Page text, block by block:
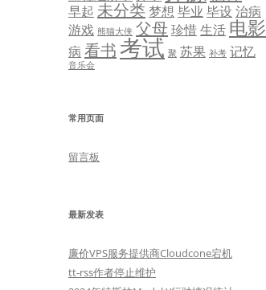
早起 未分类 梦想 毕业 毕设 治病
游戏 熊猫大侠 父母珍惜生活 电影
病 看书 考试 聚 苏果 补考 记忆
音乐会
常用页面
留言板
最新发表
廉价VPS服务提供商Cloudcone宕机
tt-rss作者停止维护